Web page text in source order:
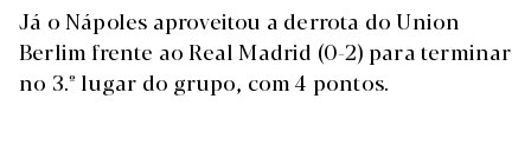
Já o Nápoles aproveitou a derrota do Union
Berlim frente ao Real Madrid (0-2) para terminar
no 3.º lugar do grupo, com 4 pontos.